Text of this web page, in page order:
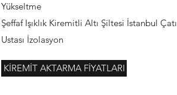
Yükseltme
Şeffaf Işıklık Kiremitli Altı Şiltesi İstanbul Çatı
Ustası İzolasyon
KİREMİT AKTARMA FİYATLARI